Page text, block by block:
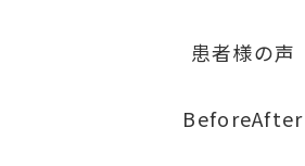
患者様の声
BeforeAfter